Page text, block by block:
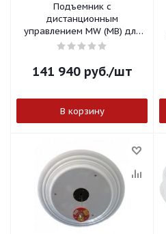
Подъемник с
дистанционным
управлением MW (МВ) для
потолочных светильников-50
141 940руб./шт
В корзину